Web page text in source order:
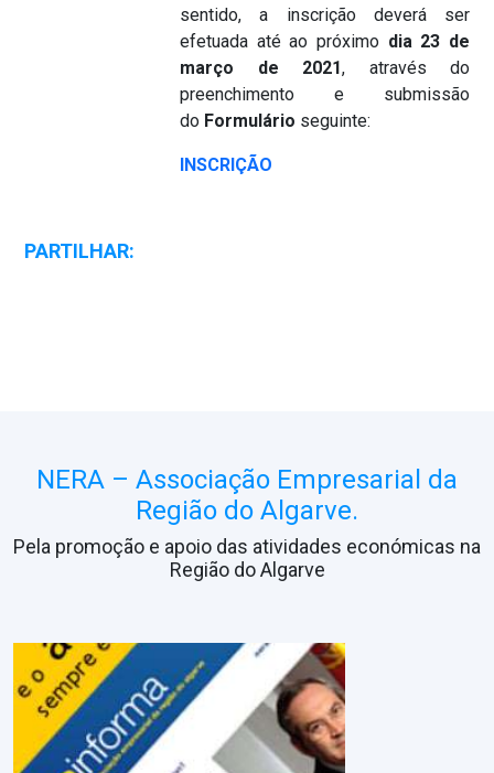
sentido, a inscrição deverá ser
efetuada até ao próximo dia 23 de
março de 2021, através do
preenchimento e submissão
do Formulário seguinte:
INSCRIÇÃO
PARTILHAR:
NERA – Associação Empresarial da
Região do Algarve.
Pela promoção e apoio das atividades económicas na
Região do Algarve